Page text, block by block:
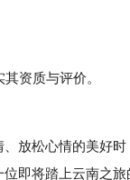
资质与评价。
放松心情的美好时
即将踏上云南之旅